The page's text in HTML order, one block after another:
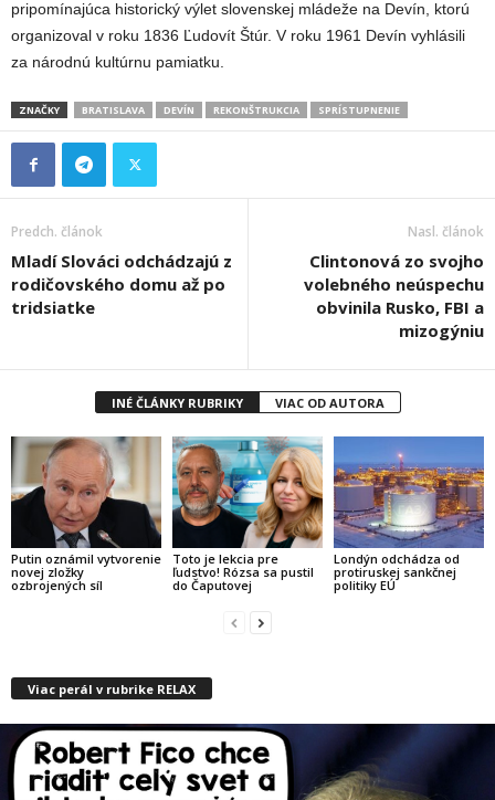
pripomínajúca historický výlet slovenskej mládeže na Devín, ktorú
organizoval v roku 1836 Ľudovít Štúr. V roku 1961 Devín vyhlásili
za národnú kultúrnu pamiatku.
ZNAČKY BRATISLAVA DEVÍN REKONŠTRUKCIA SPRÍSTUPNENIE
Predch. článok
Mladí Slováci odchádzajú z
rodičovského domu až po
tridsiatke
Nasl. článok
Clintonová zo svojho
volebného neúspechu
obvinila Rusko, FBI a
mizogýniu
INÉ ČLÁNKY RUBRIKY VIAC OD AUTORA
Putin oznámil vytvorenie
novej zložky
ozbrojených síl
Toto je lekcia pre
ľudstvo! Rózsa sa pustil
do Čaputovej
Londýn odchádza od
protiruskej sankčnej
politiky EÚ
Viac perál v rubrike RELAX